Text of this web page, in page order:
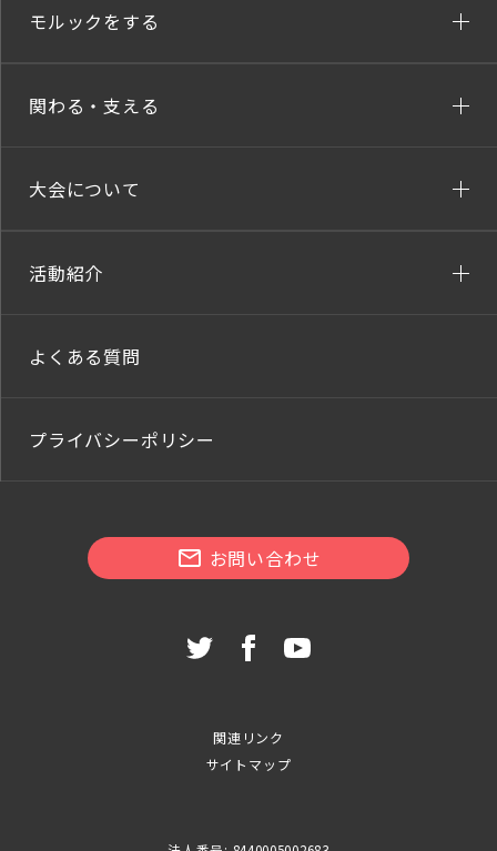
モルックをする
関わる・支える
大会について
活動紹介
よくある質問
プライバシーポリシー
お問い合わせ
関連リンク
サイトマップ